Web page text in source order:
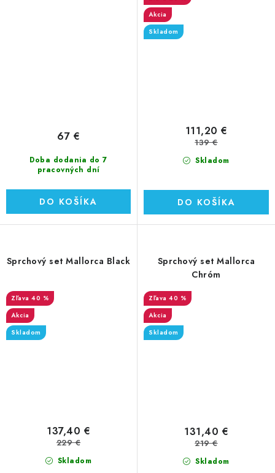
Doba dodania do 7
pracovných dní
67 €
DO KOŠÍKA
Akcia
Skladom
Skladom
111,20 €
139 €
DO KOŠÍKA
Sprchový set Mallorca Black
40 %
Akcia
Skladom
Skladom
137,40 €
229 €
Sprchový set Mallorca
Chróm
40 %
Akcia
Skladom
Skladom
131,40 €
219 €